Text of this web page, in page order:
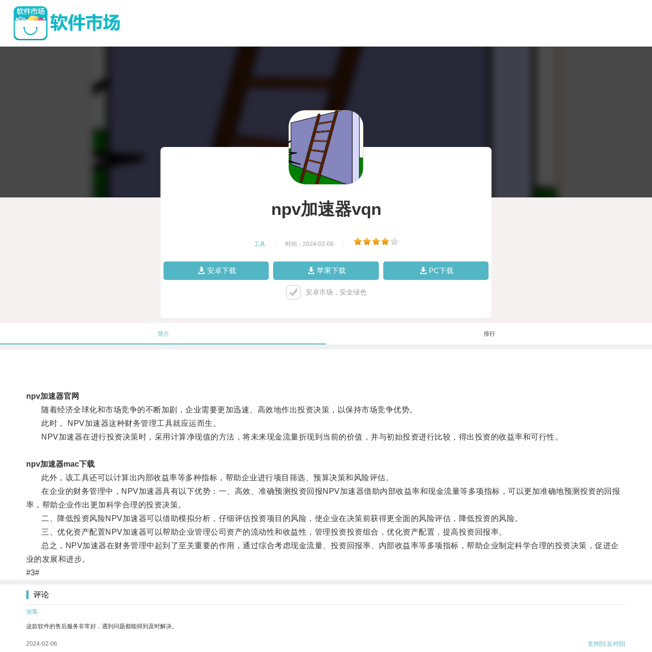
npv加速器vqn
工具 时间：2024-02-06
安卓下载 苹果下载 PC下载
安卓市场，安全绿色
简介 排行
npv加速器官网
随着经济全球化和市场竞争的不断加剧，企业需要更加迅速、高效地作出投资决策，以保持市场竞争优势。
此时， NPV加速器这种财务管理工具就应运而生。
NPV加速器在进行投资决策时，采用计算净现值的方法，将未来现金流量折现到当前的价值，并与初始投资进行比较，得出投资的收益率和可行性。
npv加速器mac下载
此外，该工具还可以计算出内部收益率等多种指标，帮助企业进行项目筛选、预算决策和风险评估。
在企业的财务管理中，NPV加速器具有以下优势：一、高效、准确预测投资回报NPV加速器借助内部收益率和现金流量等多项指标，可以更加准确地预测投资的回报
率，帮助企业作出更加科学合理的投资决策。
二、降低投资风险NPV加速器可以借助模拟分析，仔细评估投资项目的风险，使企业在决策前获得更全面的风险评估，降低投资的风险。
三、优化资产配置NPV加速器可以帮助企业管理公司资产的流动性和收益性，管理投资投资组合，优化资产配置，提高投资回报率。
总之，NPV加速器在财务管理中起到了至关重要的作用，通过综合考虑现金流量、投资回报率、内部收益率等多项指标，帮助企业制定科学合理的投资决策，促进企
业的发展和进步。
#3#
评论
游客
这款软件的售后服务非常好，遇到问题都能得到及时解决。
2024-02-06 支持[0] 反对[0]